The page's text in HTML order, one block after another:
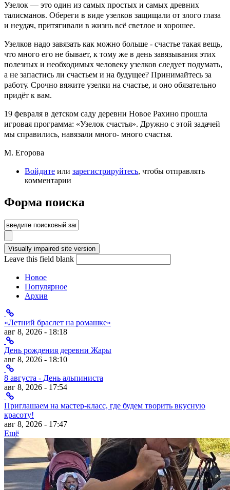
Узелок — это один из самых простых и самых древних
талисманов. Обереги в виде узелков защищали от злого глаза
и неудач, притягивали в жизнь всё светлое и хорошее.
Узелков надо завязать как можно больше - счастье такая вещь,
что много его не бывает, к тому же в день завязывания этих
полезных и необходимых человеку узелков следует подумать,
а не запастись ли счастьем и на будущее? Принимайтесь за
работу. Срочно вяжите узелки на счастье, и оно обязательно
придёт к вам.
19 февраля в детском саду деревни Новое Рахино прошла
игровая программа: «Узелок счастья». Дружно с этой задачей
мы справились, навязали много- много счастья.
М. Егорова
Войдите или зарегистрируйтесь, чтобы отправлять
комментарии
Форма поиска
Leave this field blank
Новое
Популярное
Архив
«Летний браслет на ромашке»
авг 8, 2026 - 18:18
День рождения деревни Жары
авг 8, 2026 - 18:10
8 августа - День альпиниста
авг 8, 2026 - 17:54
Приглашаем на мастер-класс, где будем творить вкусную
красоту!
авг 8, 2026 - 17:47
Ещё